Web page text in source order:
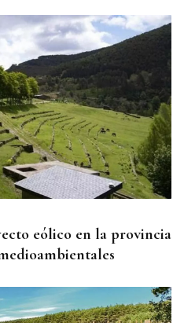
forestal en una
eólico en la provincia